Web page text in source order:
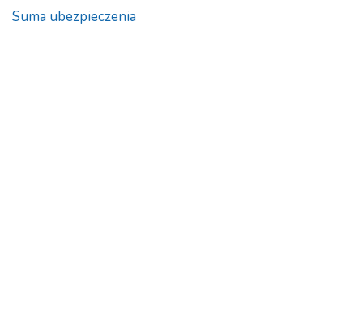
Suma ubezpieczenia